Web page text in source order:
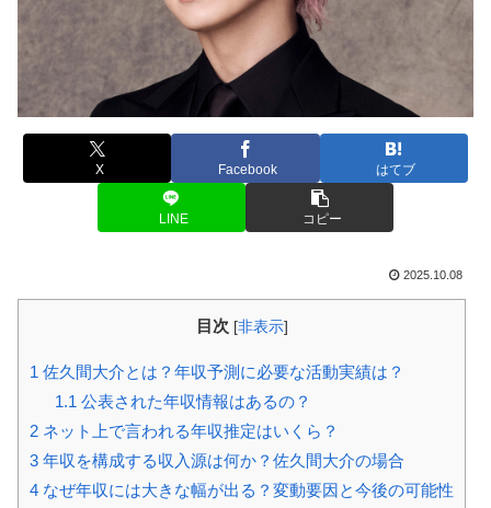
X Facebook はてブ
LINE コピー
2025.10.08
目次 [非表示]
1 佐久間大介とは？年収予測に必要な活動実績は？
1.1 公表された年収情報はあるの？
2 ネット上で言われる年収推定はいくら？
3 年収を構成する収入源は何か？佐久間大介の場合
4 なぜ年収には大きな幅が出る？変動要因と今後の可能性